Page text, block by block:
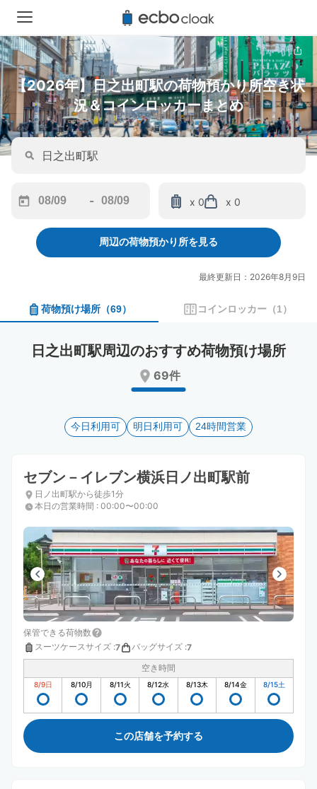
【2026年】日之出町駅の荷物預かり所空き状
況＆コインロッカーまとめ
forward
interact
calendar
and
a
date.
the
keyboard
shortcuts
for
changing
dates.
-
backward
to
interact
calendar
and
a
date.
mark
key
the
keyboard
shortcuts
for
changing
dates.
x 0 x 0
周辺の荷物預かり所を見る
最終更新日：2026年8月9日
荷物預け場所 （69） コインロッカー （1）
日之出町駅周辺のおすすめ荷物預け場所
69件
今日利用可 明日利用可 24時間営業
セブン－イレブン横浜日ノ出町駅前
日ノ出町駅から徒歩1分
本日の営業時間 : 00:00〜00:00
保管できる荷物数
スーツケースサイズ :7 バッグサイズ :7
空き時間
8/9日 8/10月 8/11火 8/12水 8/13木 8/14金 8/15土
この店舗を予約する